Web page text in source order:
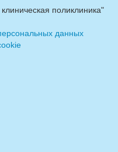
поликлиника"
данных